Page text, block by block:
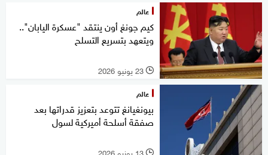
عالم
كيم جونغ أون ينتقد "عسكرة اليابان"..
ويتعهد بتسريع التسلح
l 23 يونيو 2026
عالم
بيونغيانغ تتوعد بتعزيز قدراتها بعد
صفقة أسلحة أميركية لسول
l 13 يونيو 2026